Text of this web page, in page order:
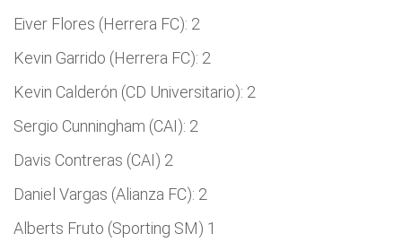
Eiver Flores (Herrera FC): 2
Kevin Garrido (Herrera FC): 2
Kevin Calderón (CD Universitario): 2
Sergio Cunningham (CAI): 2
Davis Contreras (CAI) 2
Daniel Vargas (Alianza FC): 2
Alberts Fruto (Sporting SM) 1